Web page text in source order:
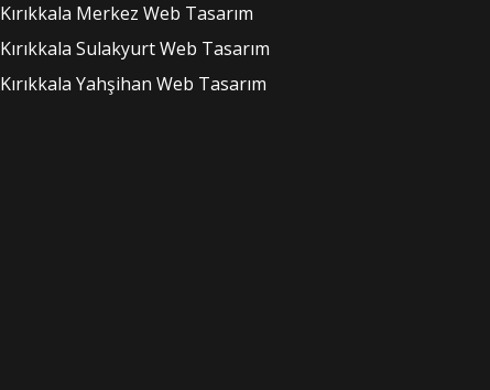
Kırıkkala Merkez Web Tasarım
Kırıkkala Sulakyurt Web Tasarım
Kırıkkala Yahşihan Web Tasarım